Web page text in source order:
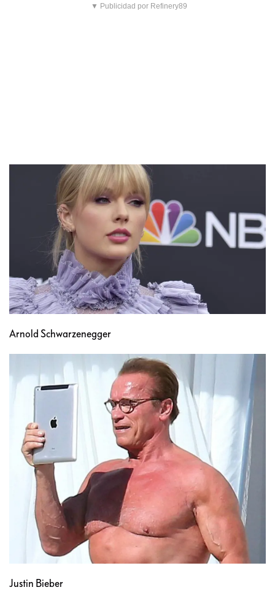
▼ Publicidad por Refinery89
Arnold Schwarzenegger
Justin Bieber